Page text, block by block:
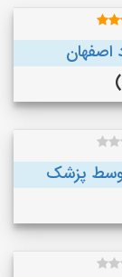
اصفهان
توسط پزشک